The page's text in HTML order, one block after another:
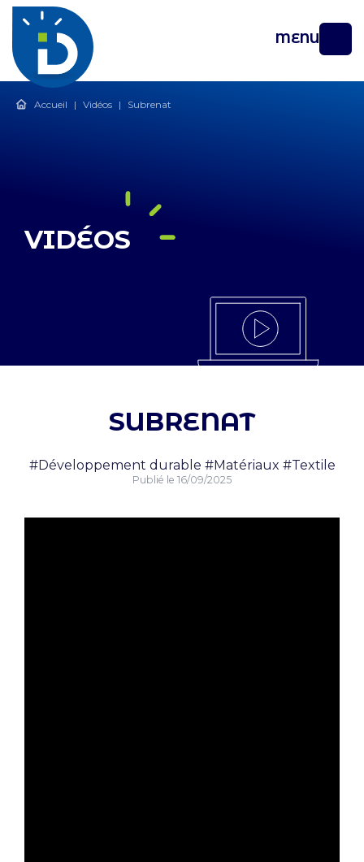
MENU
Accueil | Vidéos | Subrenat
VIDÉOS
SUBRENAT
#Développement durable #Matériaux #Textile
Publié le 16/09/2025